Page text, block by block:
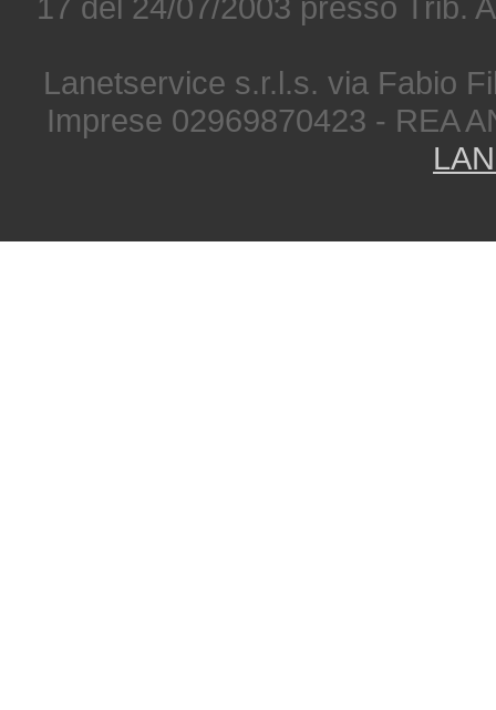
Lanetservice s.r.l.s. via Fabio
Imprese 02969870423 - REA